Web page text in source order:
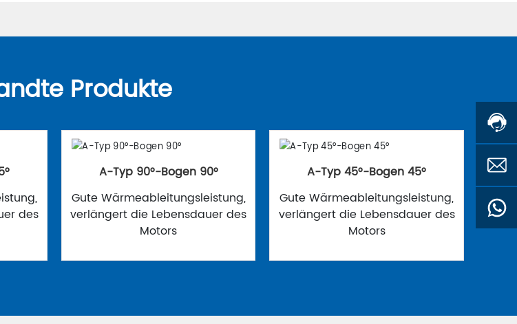
Produkte
des
A-Typ 90°-Bogen 90°
Gute Wärmeableitungsleistung,
verlängert die Lebensdauer des
Motors
A-Typ 45°-Bogen 45°
Gute Wärmeableitungsleistung,
verlängert die Lebensdauer des
Motors